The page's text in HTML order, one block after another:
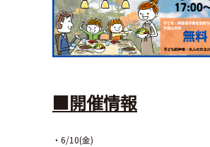
■開催情報
・6/10(金)